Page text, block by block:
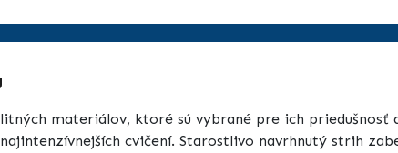
materiálov, ktoré sú vybrané pre ich priedušnosť
najintenzívnejších cvičení. Starostlivo navrhnutý strih